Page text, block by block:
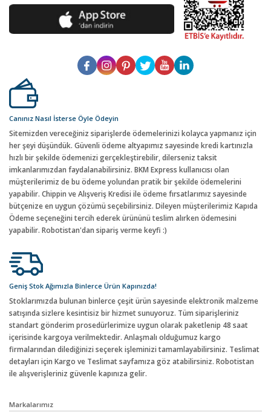
Canınız Nasıl İsterse Öyle Ödeyin
Sitemizden vereceğiniz siparişlerde ödemelerinizi kolayca yapmanız için
her şeyi düşündük. Güvenli ödeme altyapımız sayesinde kredi kartınızla
hızlı bir şekilde ödemenizi gerçekleştirebilir, dilerseniz taksit
imkanlarımızdan faydalanabilirsiniz. BKM Express kullanıcısı olan
müşterilerimiz de bu ödeme yolundan pratik bir şekilde ödemelerini
yapabilir. Chippin ve Alışveriş Kredisi ile ödeme fırsatlarımız sayesinde
bütçenize en uygun çözümü seçebilirsiniz. Dileyen müşterilerimiz Kapıda
Ödeme seçeneğini tercih ederek ürününü teslim alırken ödemesini
yapabilir. Robotistan'dan sipariş verme keyfi :)
Geniş Stok Ağımızla Binlerce Ürün Kapınızda!
Stoklarımızda bulunan binlerce çeşit ürün sayesinde elektronik malzeme
satışında sizlere kesintisiz bir hizmet sunuyoruz. Tüm siparişleriniz
standart gönderim prosedürlerimize uygun olarak paketlenip 48 saat
içerisinde kargoya verilmektedir. Anlaşmalı olduğumuz kargo
firmalarından dilediğinizi seçerek işleminizi tamamlayabilirsiniz. Teslimat
detayları için Kargo ve Teslimat sayfamıza göz atabilirsiniz. Robotistan
ile alışverişleriniz güvenle kapınıza gelir.
Markalarımız